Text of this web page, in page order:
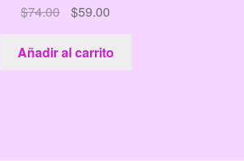
$74.00
El
precio
original
era:
$59.00El
precio
actual
es:
Añadir al carrito